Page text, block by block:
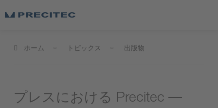
ホーム トピックス 出版物
プレスにおける Precitec ―